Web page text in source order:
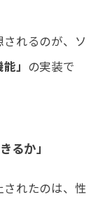
れるのが、ソ
」 の実装で
るか」
れたのは、性